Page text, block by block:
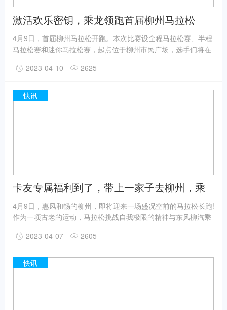
激活欢乐密钥，乘龙领跑首届柳州马拉松
4月9日，首届柳州马拉松开跑。本次比赛设全程马拉松赛、半程
马拉松赛和迷你马拉松赛，起点位于柳州市民广场，选手们将在
风光和历史文化景点，感受柳州最美的季节和独特的风情。柳马
2023-04-10 2625
快讯
卡友专属福利到了，带上一家子去柳州，乘
龙买单！
4月9日，惠风和畅的柳州，即将迎来一场盛况空前的马拉松长跑!
作为一项古老的运动，马拉松挑战自我极限的精神与东风柳汽乘
东风柳汽乘龙面向全国1700万卡友，发起“首届柳州马拉松乘龙
食、享健康、拿好礼，让更多卡友以此“成就精彩自我”。
2023-04-07 2605
快讯